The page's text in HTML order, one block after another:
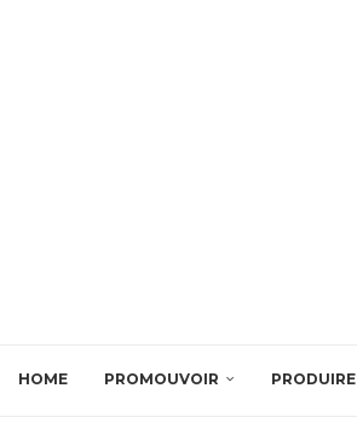
HOME PROMOUVOIR PRODUIRE